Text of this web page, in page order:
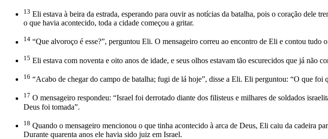
13 Eli estava à beira da estrada, esperando para ouvir as notícias da batalha, pois o coração dele
o que havia acontecido, toda a cidade começou a gritar.
14 “Que alvoroço é esse?”, perguntou Eli. O mensageiro correu ao encontro de Eli e contou tudo
15 Eli estava com noventa e oito anos de idade, e seus olhos estavam tão escurecidos que já não
16 “Acabo de chegar do campo de batalha; fugi de lá hoje”, disse a Eli. Eli perguntou: “O que foi
17 O mensageiro respondeu: “Israel foi derrotado diante dos filisteus e milhares de soldados
Deus foi tomada”.
18 Quando o mensageiro mencionou o que tinha acontecido à arca de Deus, Eli caiu da cadeira
Durante quarenta anos ele havia sido juiz em Israel.